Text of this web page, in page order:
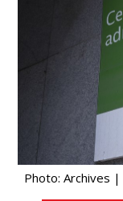
Photo: Archives |